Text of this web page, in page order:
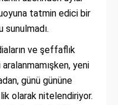
tatmin edici bir
sunulmadı.
ve şeffaflık
yeni
günü gününe
olarak nitelendiriyor.